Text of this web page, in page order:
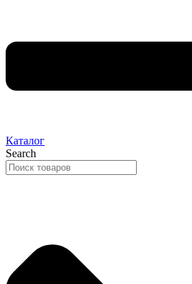
Каталог
Search